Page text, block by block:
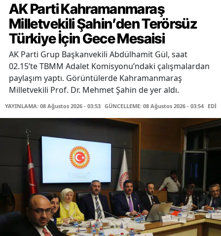
AK Parti Kahramanmaraş
Milletvekili Şahin’den Terörsüz
Türkiye İçin Gece Mesaisi
AK Parti Grup Başkanvekili Abdülhamit Gül, saat
02.15’te TBMM Adalet Komisyonu’ndaki çalışmalardan
paylaşım yaptı. Görüntülerde Kahramanmaraş
Milletvekili Prof. Dr. Mehmet Şahin de yer aldı.
YAYINLAMA: 08 Ağustos 2026 - 03:53 GÜNCELLEME: 08 Ağustos 2026 - 03:54